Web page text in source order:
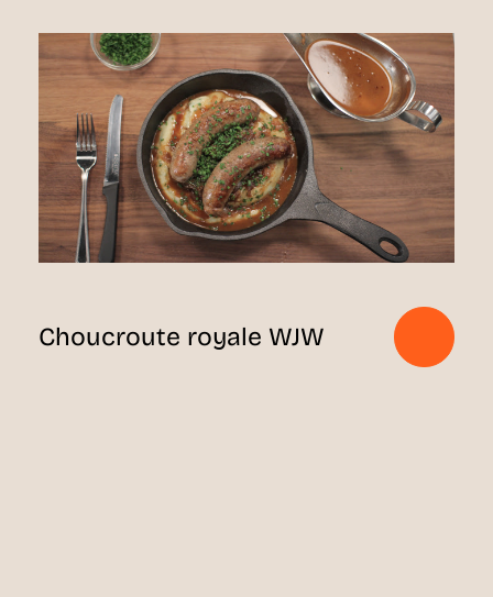
Choucroute royale WJW